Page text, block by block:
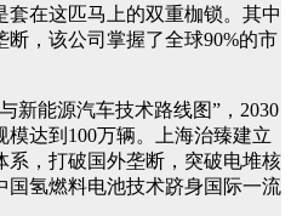
在这匹马上的双重枷锁。其中
断，该公司掌握了全球90%的市
新能源汽车技术路线图”，2030
达到100万辆。上海治臻建立
系，打破国外垄断，突破电堆核
国氢燃料电池技术跻身国际一流